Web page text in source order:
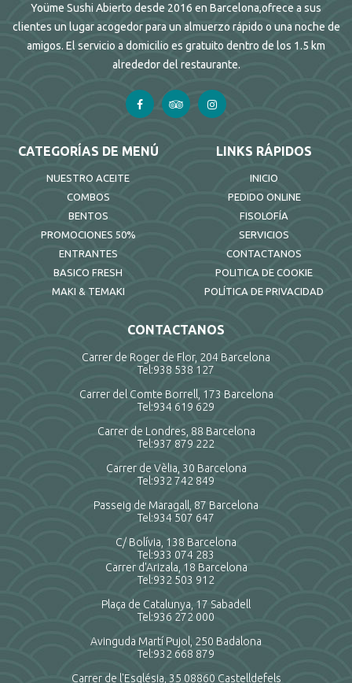
Yoüme Sushi Abierto desde 2016 en Barcelona,ofrece a sus
clientes un lugar acogedor para un almuerzo rápido o una noche de
amigos. El servicio a domicilio es gratuito dentro de los 1.5 km
alrededor del restaurante.
CATEGORÍAS DE MENÚ
NUESTRO ACEITE
COMBOS
BENTOS
PROMOCIONES 50%
ENTRANTES
BASICO FRESH
MAKI & TEMAKI
LINKS RÁPIDOS
INICIO
PEDIDO ONLINE
FISOLOFÍA
SERVICIOS
CONTACTANOS
POLITICA DE COOKIE
POLÍTICA DE PRIVACIDAD
CONTACTANOS
Carrer de Roger de Flor, 204 Barcelona
Tel:938 538 127
Carrer del Comte Borrell, 173 Barcelona
Tel:934 619 629
Carrer de Londres, 88 Barcelona
Tel:937 879 222
Carrer de Vèlia, 30 Barcelona
Tel:932 742 849
Passeig de Maragall, 87 Barcelona
Tel:934 507 647
C/ Bolívia, 138 Barcelona
Tel:933 074 283
Carrer d'Arizala, 18 Barcelona
Tel:932 503 912
Plaça de Catalunya, 17 Sabadell
Tel:936 272 000
Avinguda Martí Pujol, 250 Badalona
Tel:932 668 879
Carrer de l'Església, 35 08860 Castelldefels